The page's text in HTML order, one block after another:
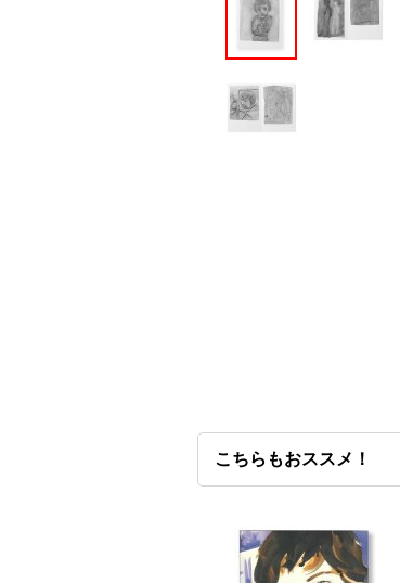
こちらもおススメ！